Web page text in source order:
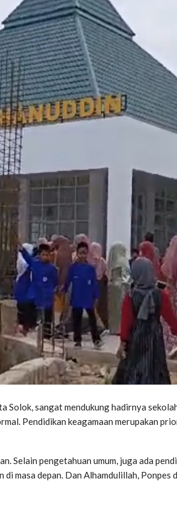
Solok, sangat mendukung hadirnya
Pendidikan keagamaan merupakan
Selain pengetahuan umum, juga ada
masa depan. Dan Alhamdulillah, Ponpes